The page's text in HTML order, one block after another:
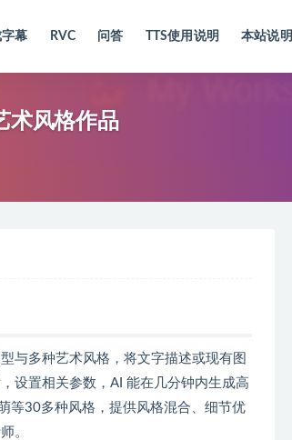
幕 RVC 问答 TTS使用说明 本站说明
术风格作品
与多种艺术风格，将文字描述或现有图
设置相关参数，AI 能在几分钟内生成高
等30多种风格，提供风格混合、细节优
。